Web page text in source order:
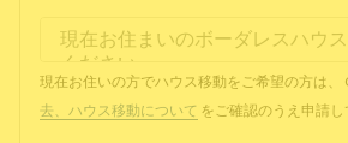
現在お住いの方でハウス移動をご希望の方は、
去、ハウス移動について をご確認のうえ申請し